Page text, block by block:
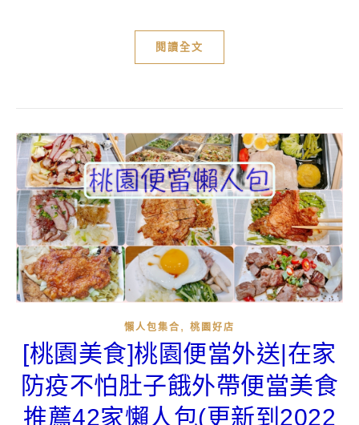
閱讀全文
懶人包集合 , 桃園好店
[桃園美食]桃園便當外送|在家
防疫不怕肚子餓外帶便當美食
推薦42家懶人包(更新到2022